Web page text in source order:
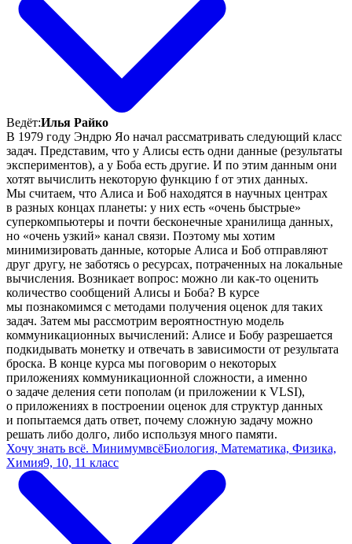
Ведёт:Илья Райко
В 1979 году Эндрю Яо начал рассматривать следующий класс
задач. Представим, что у Алисы есть одни данные (результаты
экспериментов), а у Боба есть другие. И по этим данным они
хотят вычислить некоторую функцию f от этих данных.
Мы считаем, что Алиса и Боб находятся в научных центрах
в разных концах планеты: у них есть «очень быстрые»
суперкомпьютеры и почти бесконечные хранилища данных,
но «очень узкий» канал связи. Поэтому мы хотим
минимизировать данные, которые Алиса и Боб отправляют
друг другу, не заботясь о ресурсах, потраченных на локальные
вычисления. Возникает вопрос: можно ли как-то оценить
количество сообщений Алисы и Боба? В курсе
мы познакомимся с методами получения оценок для таких
задач. Затем мы рассмотрим вероятностную модель
коммуникационных вычислений: Алисе и Бобу разрешается
подкидывать монетку и отвечать в зависимости от результата
броска. В конце курса мы поговорим о некоторых
приложениях коммуникационной сложности, а именно
о задаче деления сети пополам (и приложении к VLSI),
о приложениях в построении оценок для структур данных
и попытаемся дать ответ, почему сложную задачу можно
решать либо долго, либо используя много памяти.
Хочу знать всё. МинимумвсёБиология, Математика, Физика,
Химия9, 10, 11 класс